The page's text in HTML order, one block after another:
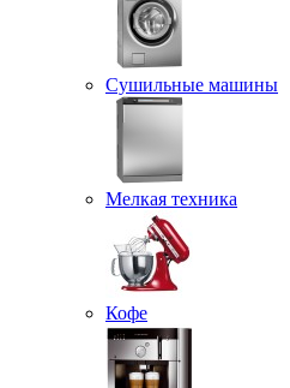
Сушильные машины
Мелкая техника
Кофе